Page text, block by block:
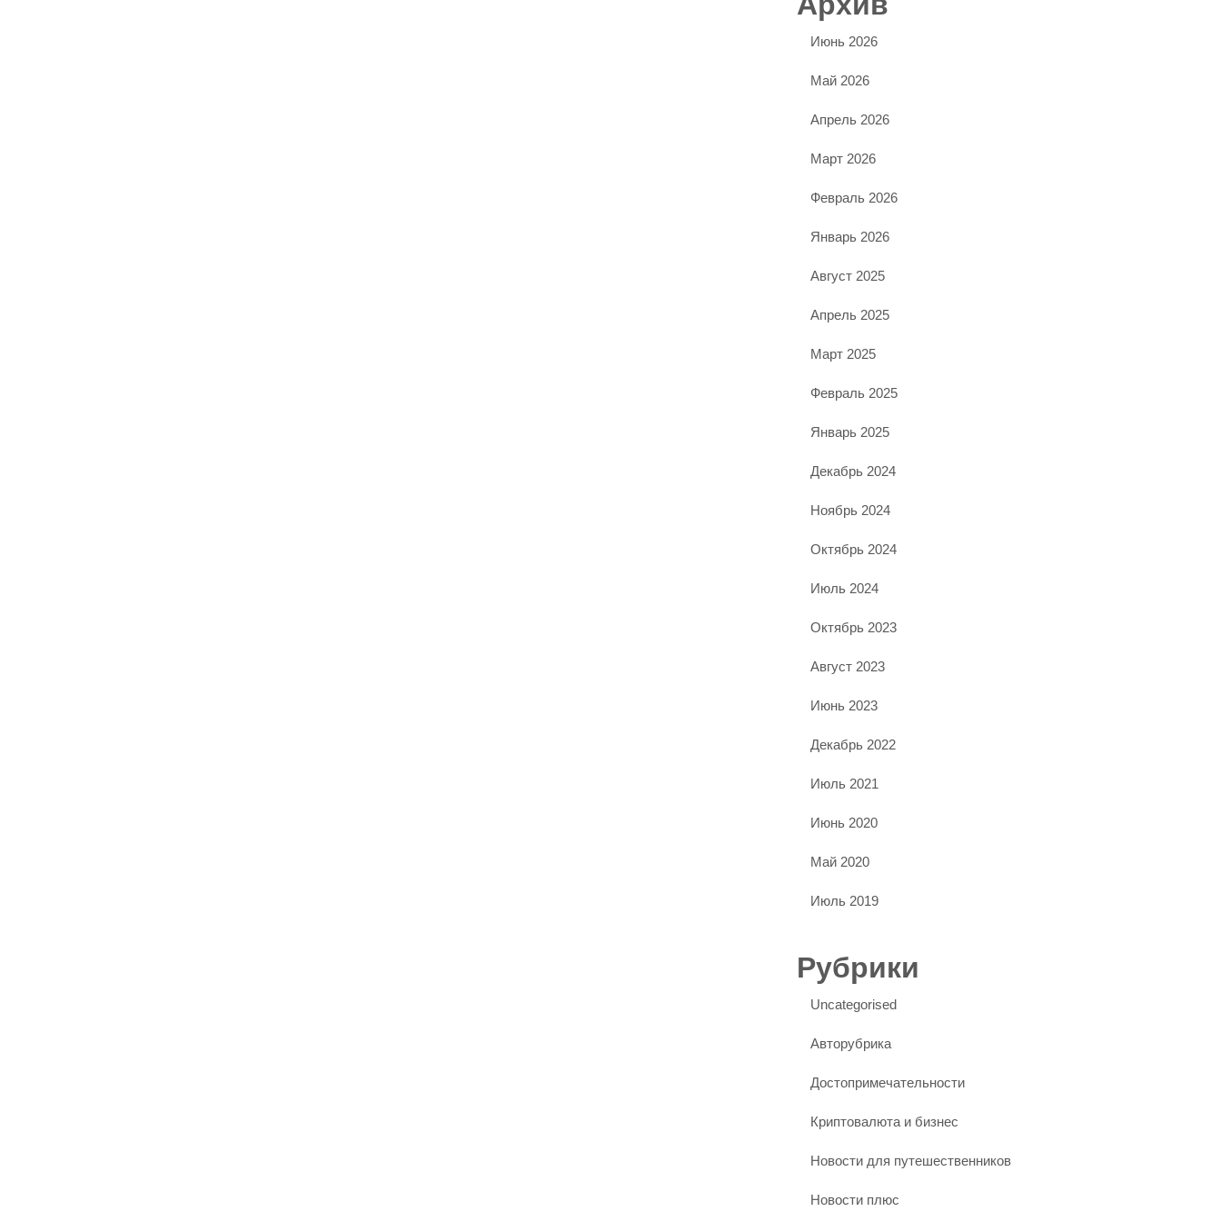
Июнь 2026
Май 2026
Апрель 2026
Март 2026
Февраль 2026
Январь 2026
Август 2025
Апрель 2025
Март 2025
Февраль 2025
Январь 2025
Декабрь 2024
Ноябрь 2024
Октябрь 2024
Июль 2024
Октябрь 2023
Август 2023
Июнь 2023
Декабрь 2022
Июль 2021
Июнь 2020
Май 2020
Июль 2019
Рубрики
Uncategorised
Авторубрика
Достопримечательности
Криптовалюта и бизнес
Новости для путешественников
Новости плюс